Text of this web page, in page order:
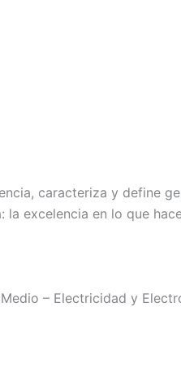
caracteriza y define
excelencia en lo que
– Electricidad y